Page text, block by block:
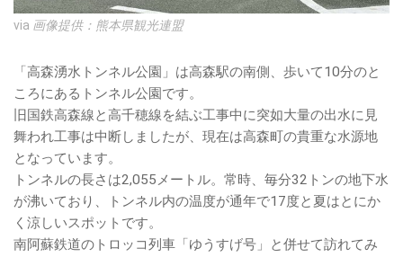
via 画像提供：熊本県観光連盟
「高森湧水トンネル公園」は高森駅の南側、歩いて10分のと
ころにあるトンネル公園です。
旧国鉄高森線と高千穂線を結ぶ工事中に突如大量の出水に見
舞われ工事は中断しましたが、現在は高森町の貴重な水源地
となっています。
トンネルの長さは2,055メートル。常時、毎分32トンの地下水
が沸いており、トンネル内の温度が通年で17度と夏はとにか
く涼しいスポットです。
南阿蘇鉄道のトロッコ列車「ゆうすげ号」と併せて訪れてみ